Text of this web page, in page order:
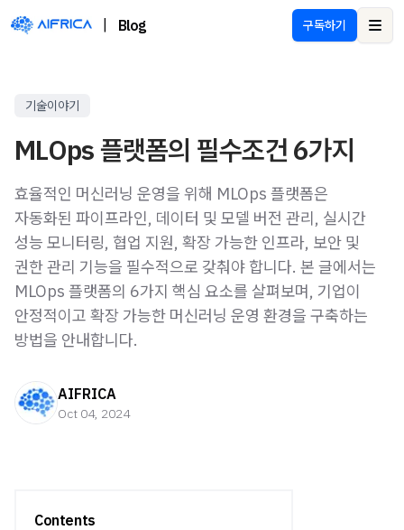
Blog 구독하기
기술이야기
MLOps 플랫폼의 필수조건 6가지
효율적인 머신러닝 운영을 위해 MLOps 플랫폼은
자동화된 파이프라인, 데이터 및 모델 버전 관리, 실시간
성능 모니터링, 협업 지원, 확장 가능한 인프라, 보안 및
권한 관리 기능을 필수적으로 갖춰야 합니다. 본 글에서는
MLOps 플랫폼의 6가지 핵심 요소를 살펴보며, 기업이
안정적이고 확장 가능한 머신러닝 운영 환경을 구축하는
방법을 안내합니다.
AIFRICA
Oct 04, 2024
Contents